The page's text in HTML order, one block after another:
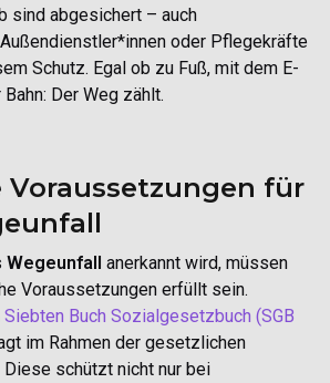
sind abgesichert – auch
oder Pflegekräfte
Schutz. Egal ob zu Fuß, mit dem E-
Der Weg zählt.
Voraussetzungen für
Wegeunfall anerkannt wird, müssen
Voraussetzungen erfüllt sein.
Siebten Buch Sozialgesetzbuch (SGB
im Rahmen der gesetzlichen
schützt nicht nur bei